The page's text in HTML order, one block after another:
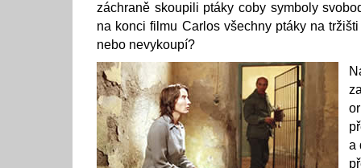
záchraně skoupili ptáky coby symboly
na konci filmu Carlos všechny ptáky na
nebo nevykoupí?
a